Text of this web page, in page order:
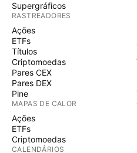
Supergráficos
RASTREADORES
Ações
ETFs
Títulos
Criptomoedas
Pares CEX
Pares DEX
Pine
MAPAS DE CALOR
Ações
ETFs
Criptomoedas
CALENDÁRIOS